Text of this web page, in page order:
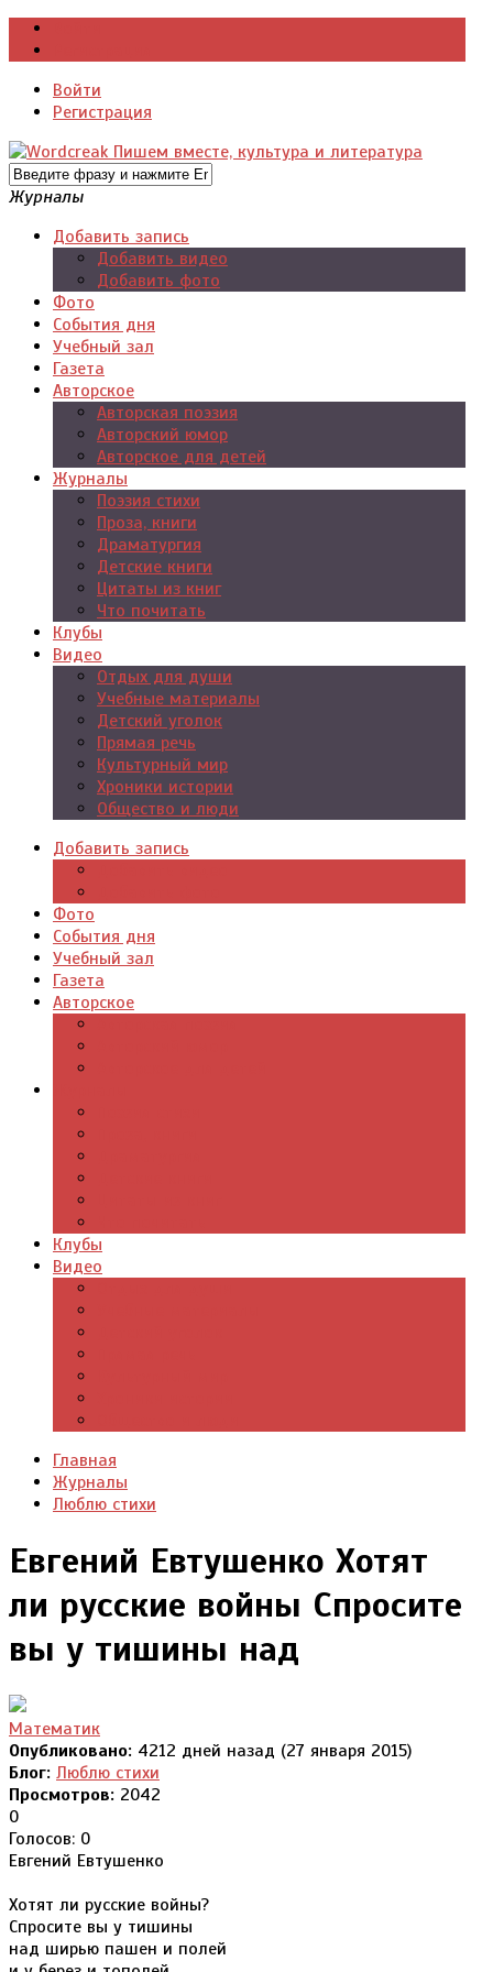
Войти
Регистрация
Журналы
Добавить запись
Добавить видео
Добавить фото
Фото
События дня
Учебный зал
Газета
Авторское
Авторская поэзия
Авторский юмор
Авторское для детей
Журналы
Поэзия стихи
Проза, книги
Драматургия
Детские книги
Цитаты из книг
Что почитать
Клубы
Видео
Отдых для души
Учебные материалы
Детский уголок
Прямая речь
Культурный мир
Хроники истории
Общество и люди
Добавить запись
Фото
События дня
Учебный зал
Газета
Авторское
Клубы
Видео
Главная
Журналы
Люблю стихи
Евгений Евтушенко Хотят
ли русские войны Спросите
вы у тишины над
Математик
Опубликовано: 4212 дней назад (27 января 2015)
Блог: Люблю стихи
Просмотров: 2042
0
Голосов: 0
Евгений Евтушенко
Хотят ли русские войны?
Спросите вы у тишины
над ширью пашен и полей